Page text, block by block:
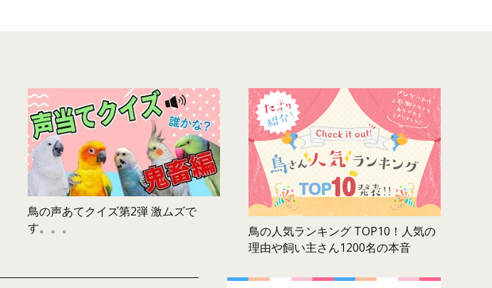
鳥の声あてクイズ第2弾 激ムズで
す。。。
鳥の人気ランキング TOP10！人気の
理由や飼い主さん1200名の本音